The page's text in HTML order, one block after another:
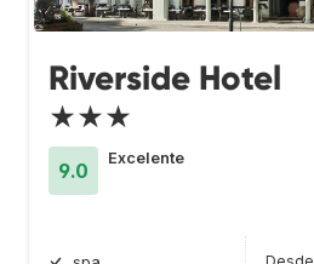
Riverside Hotel
★★★
9.0
Excelente